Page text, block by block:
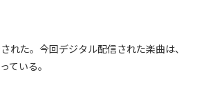
れた。今回デジタル配信された楽曲は、
ている。